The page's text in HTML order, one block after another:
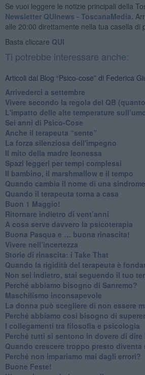
Se vuoi leggere le notizie principali della
Newsletter QUInews - ToscanaMedia.
alle 20:00 direttamente nella tua casella di
Basta cliccare QUI
Ti potrebbe interessare anche:
Articoli dal Blog “Psico-cose” di Federica
​Arrivederci a settembre
​Vivere secondo la regola del QB
​L'impatto delle alte temperature
Sei anni di Psico-Cose
​Anche il terapeuta “sente”
​La forza silenziosa dell'impegno
​Il mito della madre leonessa
Spazi leggeri per tempi complessi
Il bambino, il marshmallow e il tempo
​Quando cambia il nome di una sindrome
​Quando il terapeuta torna a casa
​Buon 1 Maggio!
Ritornare indietro di vent’anni
​A cosa serve davvero la psicoterapia
​Buona Pasqua e … buona rinascita!
​Vivere nell’incertezza
​Storie di rinascita: i Take That
​Quando la rigidità del terapeuta è
​Non sei indietro, stai seguendo il tuo
​Perché abbiamo bisogno di Sanremo?
​Maschilismo inconsapevole
​La donna può scegliere di non essere
​Perché abbiamo così bisogno di
​I collegamenti tra filosofia e psicologia
​Perché tutti si sentono in dovere di dire
​Quando crescere troppo presto diventa
​Perché non impariamo mai dagli errori?
​Buone Feste!